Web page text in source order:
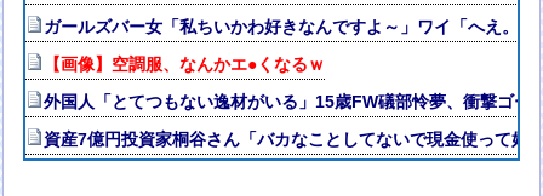
ガールズバー女「私ちいかわ好きなんですよ～」ワイ「へえ。
【画像】空調服、なんかエ●くなるｗ
外国人「とてつもない逸材がいる」15歳FW礒部怜夢、衝撃ゴ
資産7億円投資家桐谷さん「バカなことしてないで現金使って好